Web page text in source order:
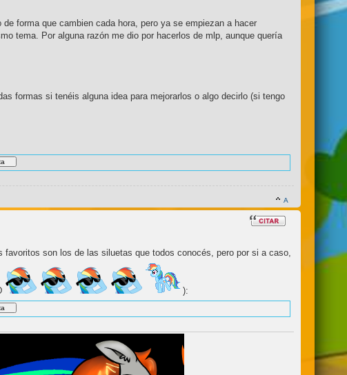
forma que cambien cada hora, pero ya se empiezan a hacer
tema. Por alguna razón me dio por hacerlos de mlp, aunque quería
formas si tenéis alguna idea para mejorarlos o algo decirlo (si tengo
son los de las siluetas que todos conocés, pero por si a caso,
):